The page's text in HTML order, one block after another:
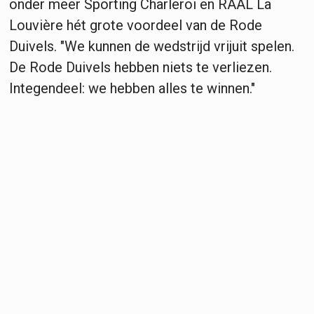
onder meer Sporting Charleroi en RAAL La
Louvière hét grote voordeel van de Rode
Duivels. "We kunnen de wedstrijd vrijuit spelen.
De Rode Duivels hebben niets te verliezen.
Integendeel: we hebben alles te winnen."